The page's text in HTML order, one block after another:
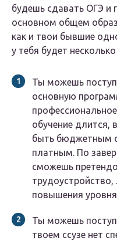
будешь сдавать ОГЭ и
основном общем
как и твои бывшие
у тебя будет
Ты можешь
основную
обучение длится,
быть бюджетным
платным. По
сможешь
трудоустройство,
повышения
Ты можешь
твоем ссузе нет